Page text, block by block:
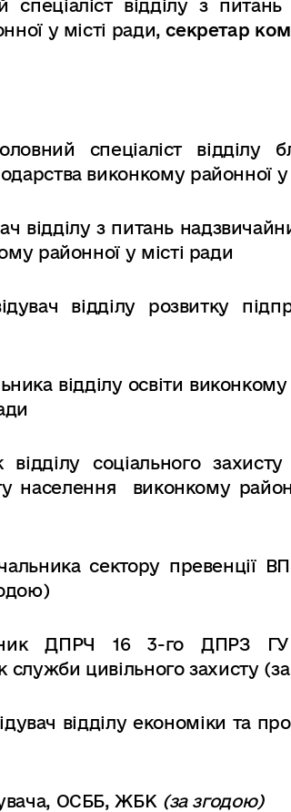
спеціаліст відділу з
у місті ради,секретар
й спеціаліст відділу
виконкому районної у
відділу з питань
районної у місті ради
відділу розвитку
відділу освіти виконкому
соціального
населення
виконкому
сектору превенції
ДПРЧ 16 3-го ДПРЗ
служби цивільного захисту
відділу економіки та
ОСББ, ЖБК (за згодою)